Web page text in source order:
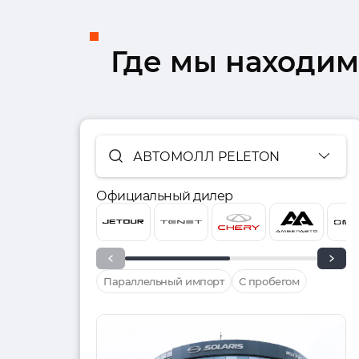
Где мы
АВТОМОЛЛ PELETON
Официальный дилер
Параллельный импорт С пробегом